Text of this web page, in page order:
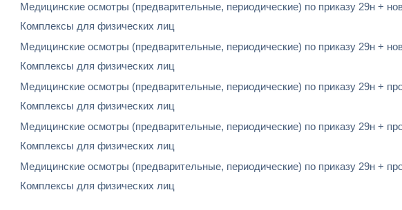
Медицинские осмотры (предварительные, периодические) по приказу 29н +
Комплексы для физических лиц
Медицинские осмотры (предварительные, периодические) по приказу 29н +
Комплексы для физических лиц
Медицинские осмотры (предварительные, периодические) по приказу 29н +
Комплексы для физических лиц
Медицинские осмотры (предварительные, периодические) по приказу 29н +
Комплексы для физических лиц
Медицинские осмотры (предварительные, периодические) по приказу 29н +
Комплексы для физических лиц